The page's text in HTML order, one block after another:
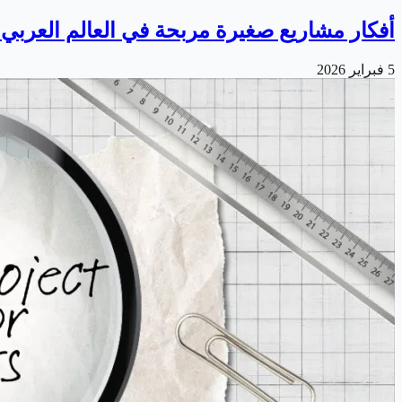
أفكار مشاريع صغيرة مربحة في العالم العربي في
5 فبراير 2026